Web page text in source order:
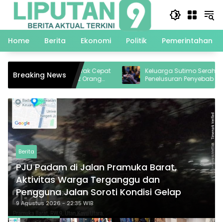
Langsung
Home
Berita Ekonomi Politik Pemerintahan
Breaking News
Bergerak Cepat
Orang
Keluarga Sutimo Serahkan Proses
Penelusuran Penyebab Kematian Kepada
Polisi
Berita
PJU Padam di Jalan Pramuka Barat,
Aktivitas Warga Terganggu dan
Pengguna Jalan Soroti Kondisi Gelap
9 Agustus 2026 - 22:35 WIB